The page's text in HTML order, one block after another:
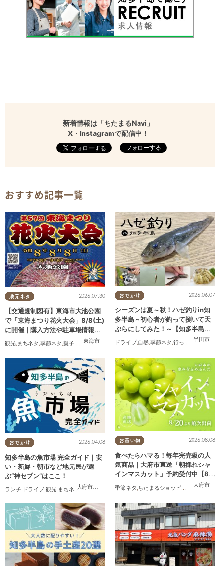
新着情報は「ちたまるNavi」
X・Instagramで配信中！
フォローする
おすすめ記事一覧
地元ネタ
東海市
2026.07.30
【交通規制図有】東海市大池公園
で「東海まつり花火大会」8/8(土)
に開催｜購入方法や駐車場情報
は？
観光, まちネタ ,季節ネタ ,親子,夫婦,家族 カップル,友人,花火
おでかけ
半田市
2026.06.07
シーズンは夏～秋！ハゼ釣りin知
多半島～初心者が釣って捌いて天
ぷらにしてみた！～【知多半島レ
ドライブ 自然 季節ネタ 行ってみたレポ
おでかけ
大府市半田市 常滑市,美浜町,南知多町
2026.04.08
知多半島の魚市場 完全ガイド｜安
い・新鮮・朝市など地元民が選
ぶ“神セブン”はここ！
ランチ, ドライブ,観光, まちネタ ,連載 家族 カップル,友人
お買い物
大府市
2026.08.08
食べたらハマる！毎年完売級の人
気商品｜大府市直送「朝採れシャ
インマスカット」予約受付中【8/2
0頃より順次配送】／ちたまるショ
ッピング
季節ネタ ,ちたまるショッピング 夫婦 ,家族